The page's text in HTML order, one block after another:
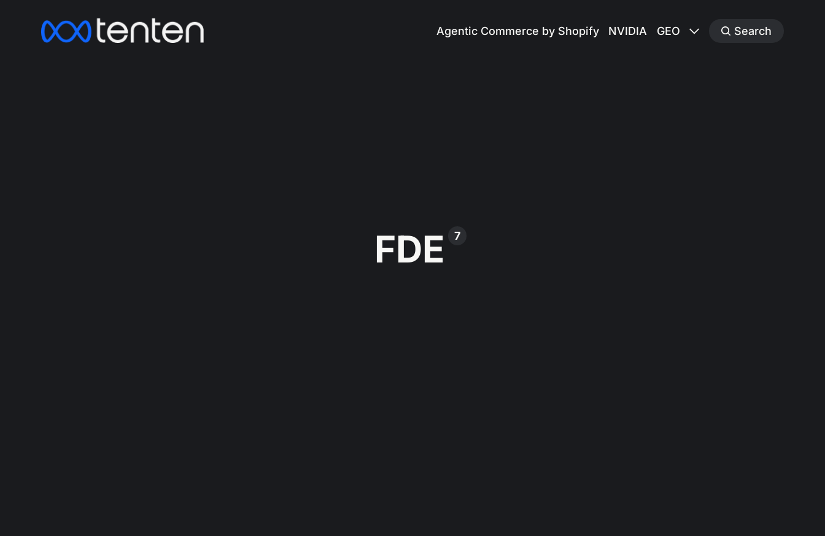
Agentic Commerce by Shopify NVIDIA GEO Search
FDE 7